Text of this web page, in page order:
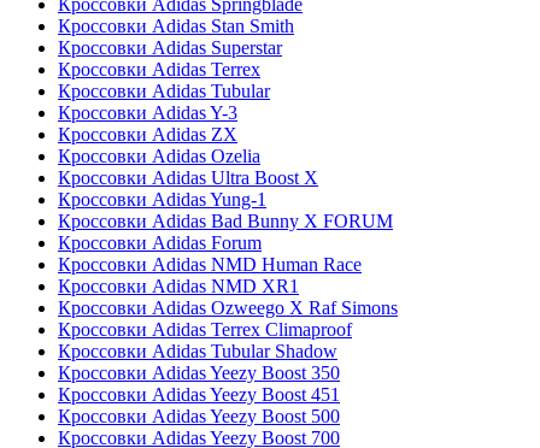
Кроссовки Adidas Stan Smith
Кроссовки Adidas Superstar
Кроссовки Adidas Terrex
Кроссовки Adidas Tubular
Кроссовки Adidas Y-3
Кроссовки Adidas ZX
Кроссовки Adidas Ozelia
Кроссовки Adidas Ultra Boost X
Кроссовки Adidas Yung-1
Кроссовки Adidas Bad Bunny X FORUM
Кроссовки Adidas Forum
Кроссовки Adidas NMD Human Race
Кроссовки Adidas NMD XR1
Кроссовки Adidas Ozweego Х Raf Simons
Кроссовки Adidas Terrex Climaproof
Кроссовки Adidas Tubular Shadow
Кроссовки Adidas Yeezy Boost 350
Кроссовки Adidas Yeezy Boost 451
Кроссовки Adidas Yeezy Boost 500
Кроссовки Adidas Yeezy Boost 700